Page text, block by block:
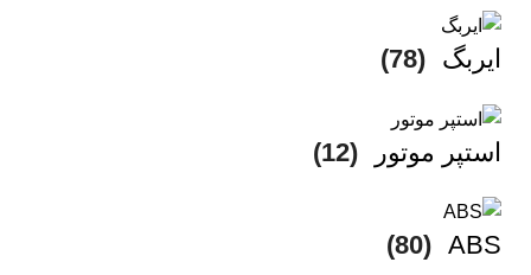
ایربگ (78)
استپر موتور (12)
ABS
(80)